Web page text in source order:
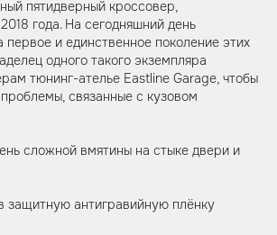
пятидверный кроссовер,
года. На сегодняшний день
первое и единственное поколение этих
одного такого экземпляра
тюнинг-ателье Eastline Garage, чтобы
связанные с кузовом
сложной вмятины на стыке двери и
защитную антигравийную плёнку